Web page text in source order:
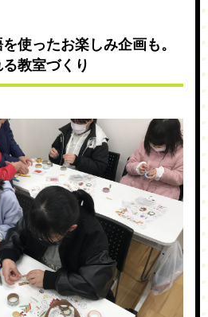
使ったお楽しみ企画も。
教室づくり